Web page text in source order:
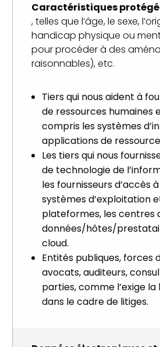
Caractéristiques
, telles que l’âge, le sexe,
handicap physique ou
pour procéder à des
raisonnables), etc.
Tiers qui nous aident à
de ressources humaines
compris les systèmes
applications de
Les tiers qui nous
de technologie de
les fournisseurs d’accès
systèmes d’exploitation
plateformes, les centres
données/hôtes/
cloud.
Entités publiques, forces
avocats, auditeurs,
parties, comme l’exige
dans le cadre de litiges.